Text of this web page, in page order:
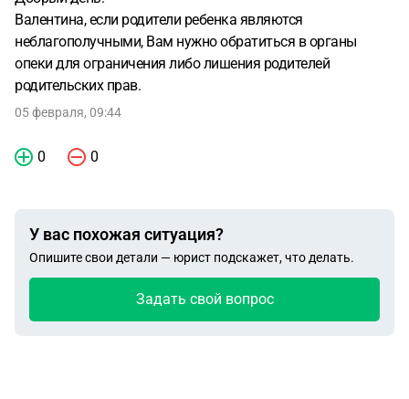
Валентина, если родители ребенка являются
неблагополучными, Вам нужно обратиться в органы
опеки для ограничения либо лишения родителей
родительских прав.
05 февраля, 09:44
0 0
У вас похожая ситуация?
Опишите свои детали — юрист подскажет, что делать.
Задать свой вопрос